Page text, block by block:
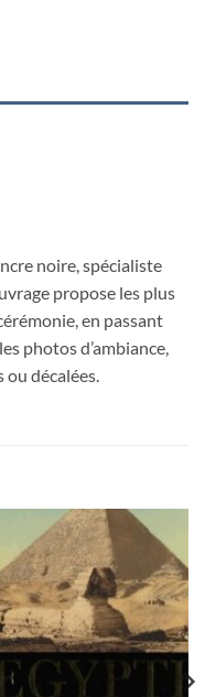
noire, spécialiste
propose les plus
en passant
photos d’ambiance,
décalées.